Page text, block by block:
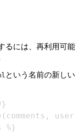
るには、再利用可能
という名前の新しい